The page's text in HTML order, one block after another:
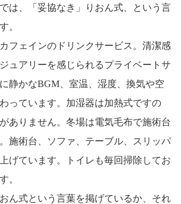
は、「妥協なき」りおん式、という言
。
フェインのドリンクサービス。清潔感
ュアリーを感じられるプライベートサ
静かなBGM、室温、湿度、換気や空
っています。加湿器は加熱式ですの
ありません。冬場は電気毛布で施術台
施術台、ソファ、テーブル、スリッパ
げています。トイレも毎回掃除してお
。
ん式という言葉を掲げているか、それ